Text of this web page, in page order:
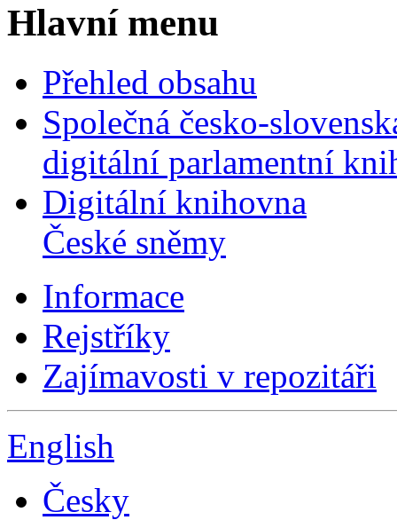
Hlavní menu
Přehled obsahu
Společná česko-
digitální parlamentní
Digitální knihovna
České sněmy
Informace
Rejstříky
Zajímavosti v repozitáři
English
Česky